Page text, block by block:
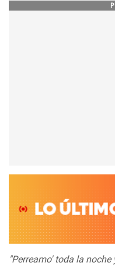
"Perreamo' toda la